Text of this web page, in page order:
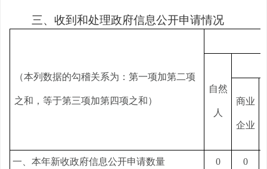
三、收到和处理政府信息公开申请情况
（本列数据的勾稽关系为：第一项加第二项
之和，等于第三项加第四项之和）
自然
人
商业
企业
一、本年新收政府信息公开申请数量 0 0